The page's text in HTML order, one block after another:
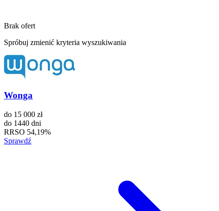
Brak ofert
Spróbuj zmienić kryteria wyszukiwania
Wonga
do 15 000 zł
do 1440 dni
RRSO 54,19%
Sprawdź